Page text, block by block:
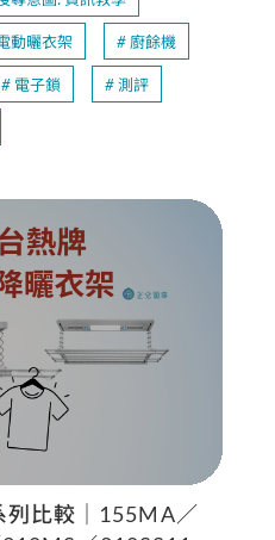
動曬衣架 廚餘機
電子鎖 測評
列比較｜155MA／